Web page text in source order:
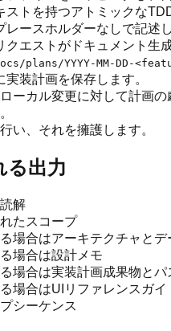
ストを持つアトミックな
レースホルダーなしで記述し
クエストがドキュメント生
plans/YYYY-MM-DD-
実装計画を保存します。
ーカル変更に対して計画
い、それを擁護します。
る出力
解
たスコープ
場合はアーキテクチャと
場合は設計メモ
場合は実装計画成果物とパ
場合はUIリファレンスガ
シーケンス